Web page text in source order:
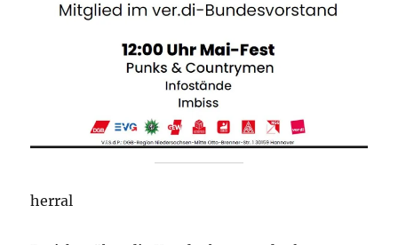
herral